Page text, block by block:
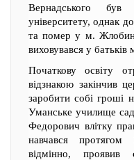
Вернадського був
університету, однак
та помер у м.
виховувався у батьків
Початкову освіту
відзнакою закінчив
заробити собі гроші
Уманське училище
Федорович влітку
навчався
відмінно,